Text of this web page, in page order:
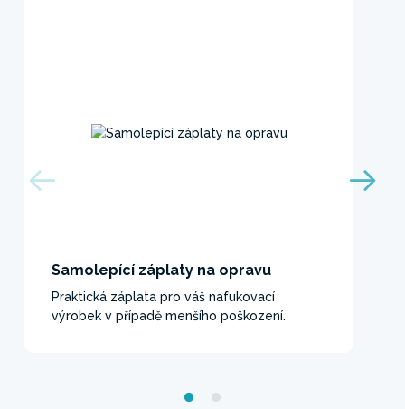
Samolepící záplaty na opravu
Praktická záplata pro váš nafukovací
výrobek v případě menšího poškození.